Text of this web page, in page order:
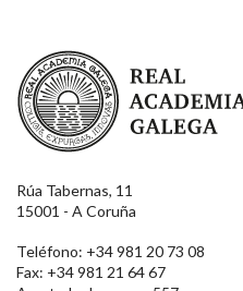
Real Academia Galega
Rúa Tabernas, 11
15001 - A Coruña
Teléfono: +34 981 20 73 08
Fax: +34 981 21 64 67